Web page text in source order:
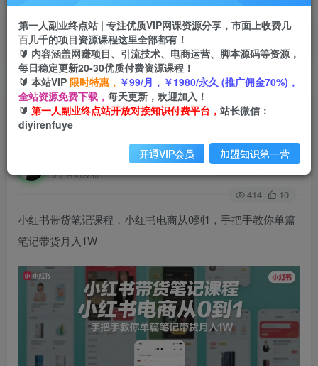
首页 创业课程 会员免费 正文
小红书带货笔记课程，小红书电商从0到1，手把手
教你单篇笔记带货月入1W
第一人副业终点站
6个月前发布
关注 私信
414 10
小红书带货笔记课程，小红书电商从0到1，手把手教你单篇
笔记带货月入1W
第一人副业终点站 | 专注优质VIP网课资源分享，市面上收费几
百几千的项目资源课程这里全部都有！
🔰 内容涵盖网赚项目、引流技术、电商运营、脚本源码等资源，
每日稳定更新20-30优质付费资源课程！
🔰 本站VIP 限时特惠， ￥99/月，￥1980/永久 (推广佣金70%)，
全站资源免费下载， 每天更新，欢迎加入！
🔰 第一人副业终点站开放对接知识付费平台， 站长微信：
diyirenfuye
开通VIP会员 加盟知识第一营